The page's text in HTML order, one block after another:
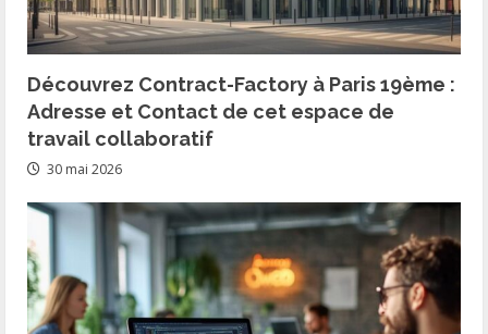
Découvrez Contract-Factory à Paris 19ème :
Adresse et Contact de cet espace de
travail collaboratif
30 mai 2026